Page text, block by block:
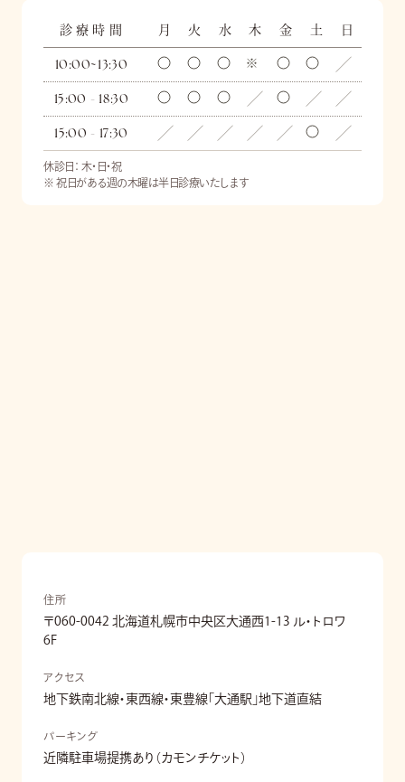
診療時間 月 火 水 木 金 土 日
10:00~13:30
15:00 - 18:30
15:00 - 17:30
休診日： 木・日・祝
※ 祝日がある週の木曜は半日診療いたします
住所
〒060-0042 北海道札幌市中央区大通西1-13 ル・トロワ
6F
アクセス
地下鉄南北線・東西線・東豊線「大通駅」地下道直結
パーキング
近隣駐車場提携あり（カモンチケット）